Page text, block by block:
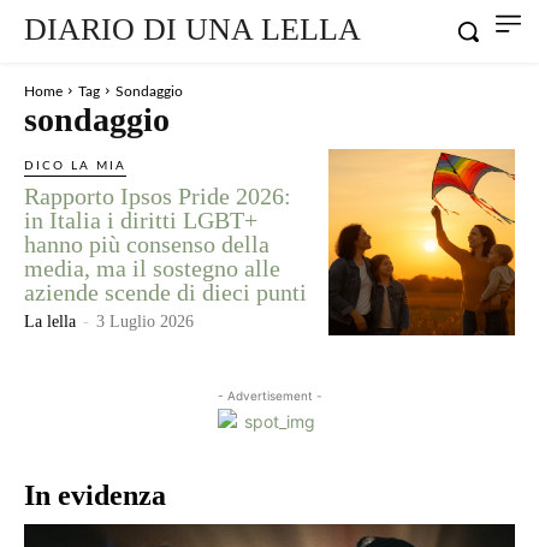
DIARIO DI UNA LELLA
Home Tag Sondaggio
sondaggio
DICO LA MIA
Rapporto Ipsos Pride 2026:
in Italia i diritti LGBT+
hanno più consenso della
media, ma il sostegno alle
aziende scende di dieci punti
La lella - 3 Luglio 2026
- Advertisement -
In evidenza